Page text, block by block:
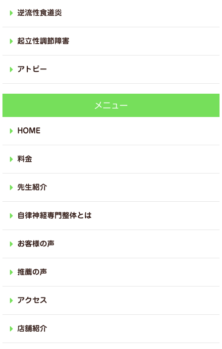
逆流性食道炎
起立性調節障害
アトピー
メニュー
HOME
料金
先生紹介
自律神経専門整体とは
お客様の声
推薦の声
アクセス
店舗紹介